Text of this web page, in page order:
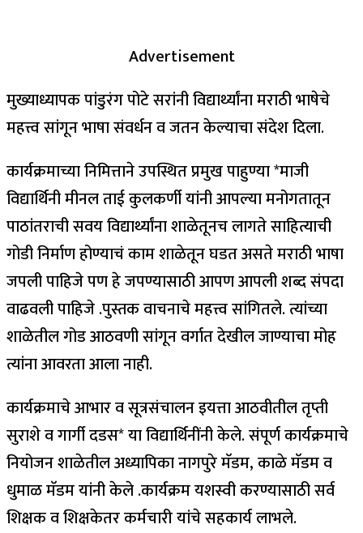
Advertisement
मुख्याध्यापक पांडुरंग पोटे सरांनी विद्यार्थ्यांना मराठी भाषेचे
महत्त्व सांगून भाषा संवर्धन व जतन केल्याचा संदेश दिला.
कार्यक्रमाच्या निमित्ताने उपस्थित प्रमुख पाहुण्या *माजी
विद्यार्थिनी मीनल ताई कुलकर्णी यांनी आपल्या मनोगतातून
पाठांतराची सवय विद्यार्थ्यांना शाळेतूनच लागते साहित्याची
गोडी निर्माण होण्याचं काम शाळेतून घडत असते मराठी भाषा
जपली पाहिजे पण हे जपण्यासाठी आपण आपली शब्द संपदा
वाढवली पाहिजे .पुस्तक वाचनाचे महत्त्व सांगितले. त्यांच्या
शाळेतील गोड आठवणी सांगून वर्गात देखील जाण्याचा मोह
त्यांना आवरता आला नाही.
कार्यक्रमाचे आभार व सूत्रसंचालन इयत्ता आठवीतील तृप्ती
सुराशे व गार्गी दडस* या विद्यार्थिनींनी केले. संपूर्ण कार्यक्रमाचे
नियोजन शाळेतील अध्यापिका नागपुरे मॅडम, काळे मॅडम व
धुमाळ मॅडम यांनी केले .कार्यक्रम यशस्वी करण्यासाठी सर्व
शिक्षक व शिक्षकेतर कर्मचारी यांचे सहकार्य लाभले.